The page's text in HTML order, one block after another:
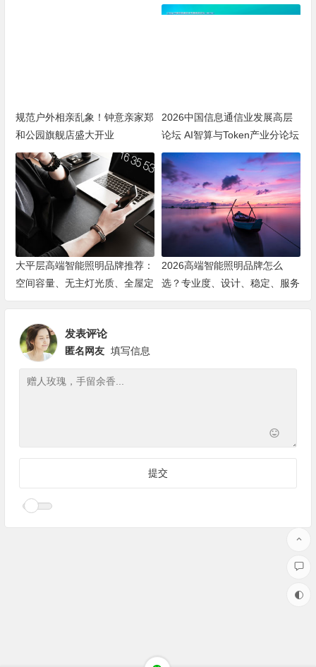
规范户外相亲乱象！钟意亲家郑
和公园旗舰店盛大开业
2026中国信息通信业发展高层
论坛 AI智算与Token产业分论坛
顺利举办
大平层高端智能照明品牌推荐：
空间容量、无主灯光质、全屋定
制、长期售后四个维度全解析
2026高端智能照明品牌怎么
选？专业度、设计、稳定、服务
四大维度深度盘点
发表评论
匿名网友 填写信息